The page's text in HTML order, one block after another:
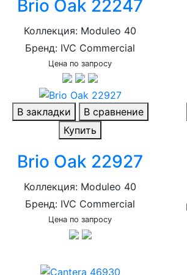
Brio Oak 22247
Коллекция: Moduleo 40
Бренд: IVC Commercial
Цена по запросу
В закладки
В сравнение
Купить
Brio Oak 22927
Коллекция: Moduleo 40
Бренд: IVC Commercial
Цена по запросу